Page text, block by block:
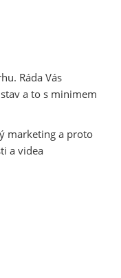
Ráda Vás
a to s minimem
marketing a proto
a videa